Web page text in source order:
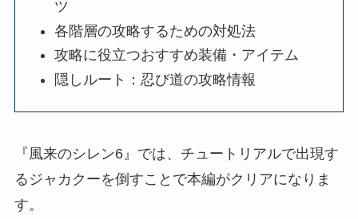
ツ
各階層の攻略するための対処法
攻略に役立つおすすめ装備・アイテム
隠しルート：忍び道の攻略情報
『風来のシレン6』では、チュートリアルで出現す
るジャカクーを倒すことで本編がクリアになりま
す。